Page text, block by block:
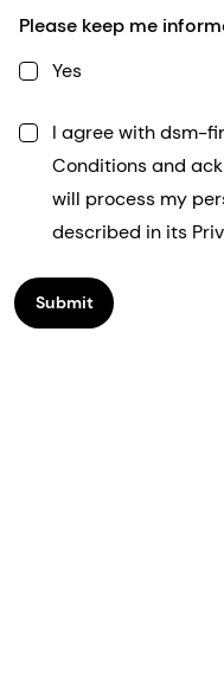
Please keep me
Yes
I agree with dsm-
Conditions and
will process my
described in its
Submit